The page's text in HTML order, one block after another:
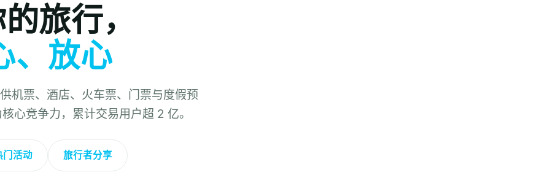
旅行，
、放心
机票、酒店、火车票、门票与度假预
心竞争力，累计交易用户超 2 亿。
门活动 旅行者分享